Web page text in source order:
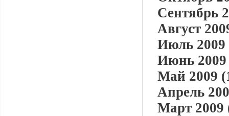
Сентябрь
Август
Июль 2009
Июнь 2009
Май 2009
Апрель
Март 2009